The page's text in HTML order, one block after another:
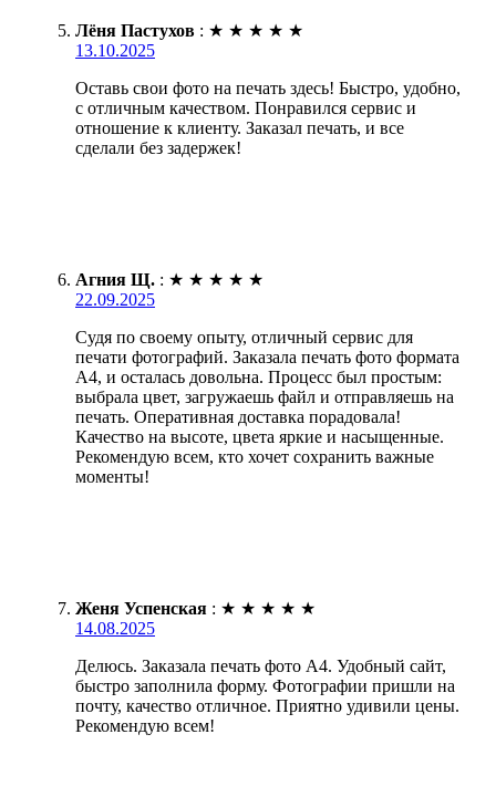
Лёня Пастухов : ★ ★ ★ ★ ★
13.10.2025
Оставь свои фото на печать здесь! Быстро, удобно,
с отличным качеством. Понравился сервис и
отношение к клиенту. Заказал печать, и все
сделали без задержек!
Агния Щ. : ★ ★ ★ ★ ★
22.09.2025
Судя по своему опыту, отличный сервис для
печати фотографий. Заказала печать фото формата
А4, и осталась довольна. Процесс был простым:
выбрала цвет, загружаешь файл и отправляешь на
печать. Оперативная доставка порадовала!
Качество на высоте, цвета яркие и насыщенные.
Рекомендую всем, кто хочет сохранить важные
моменты!
Женя Успенская : ★ ★ ★ ★ ★
14.08.2025
Делюсь. Заказала печать фото А4. Удобный сайт,
быстро заполнила форму. Фотографии пришли на
почту, качество отличное. Приятно удивили цены.
Рекомендую всем!